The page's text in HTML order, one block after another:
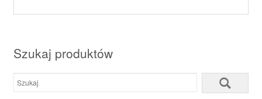
Szukaj produktów